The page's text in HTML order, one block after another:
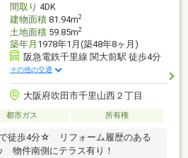
間取り 4DK
建物面積81.94m2
土地面積59.85m2
築年月 1978年1月(築48年8ヶ月)
阪急電鉄千里線 関大前駅 徒歩4分
その他の交通
大阪府吹田市千里山西２丁目
都市ガス 所有権
徒歩4分☆ リフォーム履歴のある
物件南側にテラス有り！